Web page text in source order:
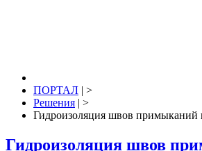
ПОРТАЛ | >
Решения | >
Гидроизоляция швов примыканий
Гидроизоляция швов